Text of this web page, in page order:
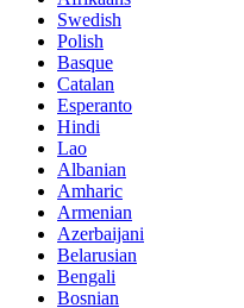
Swedish
Polish
Basque
Catalan
Esperanto
Hindi
Lao
Albanian
Amharic
Armenian
Azerbaijani
Belarusian
Bengali
Bosnian